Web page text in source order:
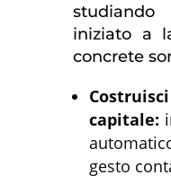
iniziato a
concrete
capitale:
gesto